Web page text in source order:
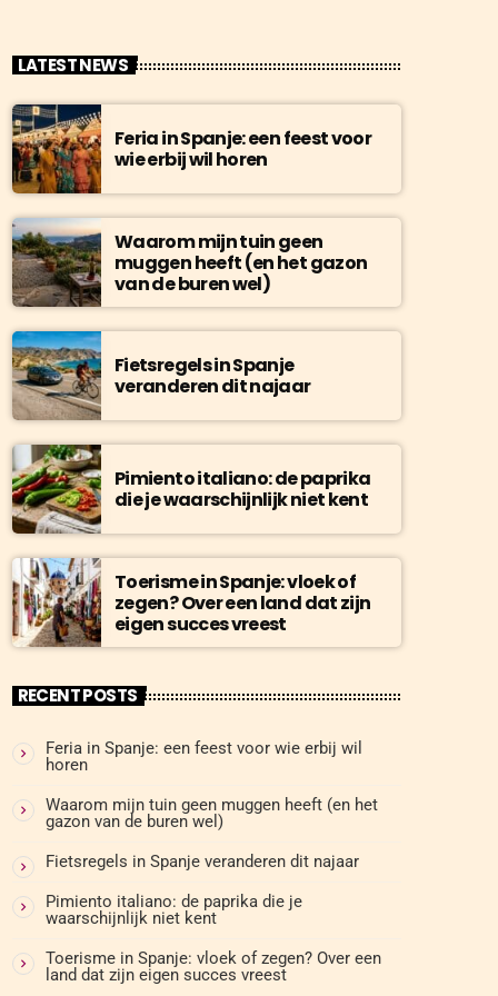
LATEST NEWS
Feria in Spanje: een feest voor
wie erbij wil horen
Waarom mijn tuin geen
muggen heeft (en het gazon
van de buren wel)
Fietsregels in Spanje
veranderen dit najaar
Pimiento italiano: de paprika
die je waarschijnlijk niet kent
Toerisme in Spanje: vloek of
zegen? Over een land dat zijn
eigen succes vreest
RECENT POSTS
Feria in Spanje: een feest voor wie erbij wil
horen
Waarom mijn tuin geen muggen heeft (en het
gazon van de buren wel)
Fietsregels in Spanje veranderen dit najaar
Pimiento italiano: de paprika die je
waarschijnlijk niet kent
Toerisme in Spanje: vloek of zegen? Over een
land dat zijn eigen succes vreest